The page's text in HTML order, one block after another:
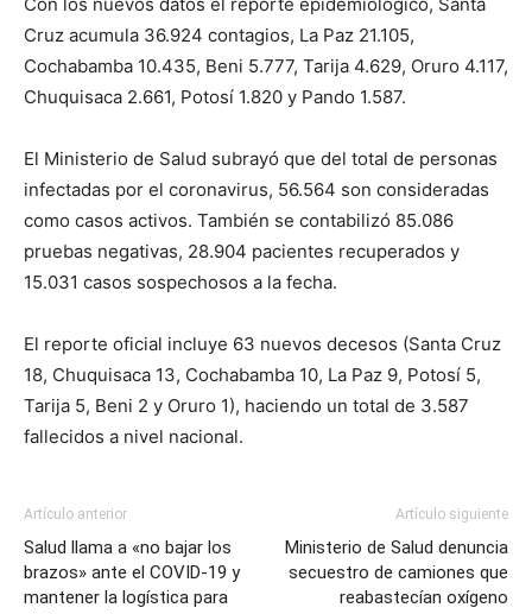
Con los nuevos datos el reporte epidemiológico, Santa
Cruz acumula 36.924 contagios, La Paz 21.105,
Cochabamba 10.435, Beni 5.777, Tarija 4.629, Oruro 4.117,
Chuquisaca 2.661, Potosí 1.820 y Pando 1.587.
El Ministerio de Salud subrayó que del total de personas
infectadas por el coronavirus, 56.564 son consideradas
como casos activos. También se contabilizó 85.086
pruebas negativas, 28.904 pacientes recuperados y
15.031 casos sospechosos a la fecha.
El reporte oficial incluye 63 nuevos decesos (Santa Cruz
18, Chuquisaca 13, Cochabamba 10, La Paz 9, Potosí 5,
Tarija 5, Beni 2 y Oruro 1), haciendo un total de 3.587
fallecidos a nivel nacional.
Artículo anterior
Salud llama a «no bajar los
brazos» ante el COVID-19 y
mantener la logística para
Artículo siguiente
Ministerio de Salud denuncia
secuestro de camiones que
reabastecían oxígeno